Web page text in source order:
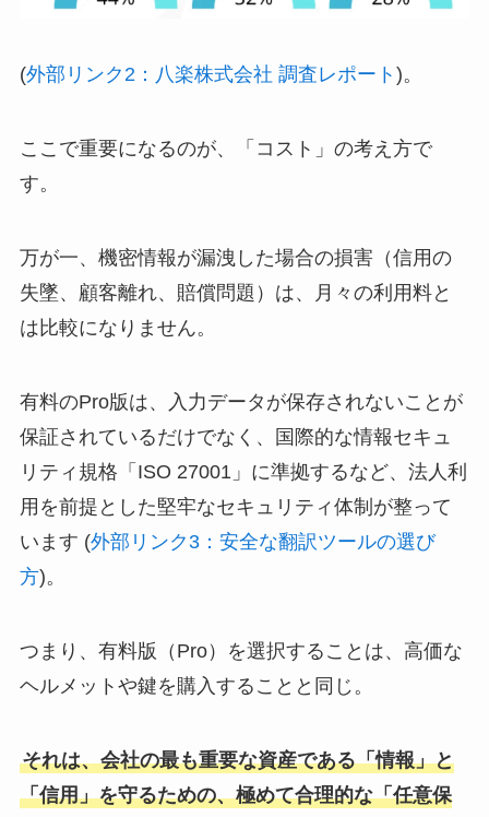
(外部リンク2：八楽株式会社 調査レポート )。
ここで重要になるのが、「コスト」の考え方で
す。
万が一、機密情報が漏洩した場合の損害（信用の
失墜、顧客離れ、賠償問題）は、月々の利用料と
は比較になりません。
有料のPro版は、入力データが保存されないことが
保証されているだけでなく、国際的な情報セキュ
リティ規格「ISO 27001」に準拠するなど、法人利
用を前提とした堅牢なセキュリティ体制が整って
います (外部リンク3：安全な翻訳ツールの選び
方)。
つまり、有料版（Pro）を選択することは、高価な
ヘルメットや鍵を購入することと同じ。
それは、会社の最も重要な資産である「情報」と
「信用」を守るための、極めて合理的な「任意保